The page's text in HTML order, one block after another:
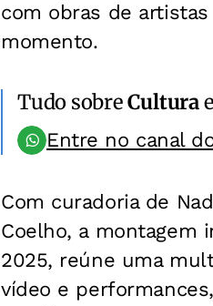
com obras de
momento.
Tudo sobreCultura
Entre no canal
Com curadoria de
Coelho, a montagem
2025, reúne uma
vídeo e